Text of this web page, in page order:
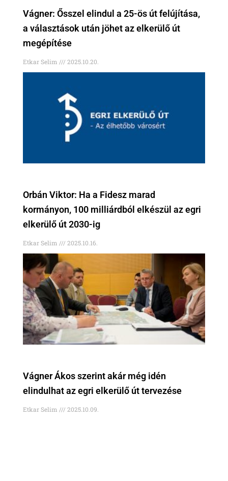
Vágner: Ősszel elindul a 25-ös út felújítása,
a választások után jöhet az elkerülő út
megépítése
Etkar Selim 2025.10.20.
Orbán Viktor: Ha a Fidesz marad
kormányon, 100 milliárdból elkészül az egri
elkerülő út 2030-ig
Etkar Selim 2025.10.16.
Vágner Ákos szerint akár még idén
elindulhat az egri elkerülő út tervezése
Etkar Selim 2025.10.09.